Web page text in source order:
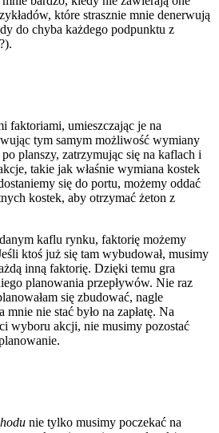
które strasznie mnie denerwują
do chyba każdego podpunktu z
faktoriami, umieszczając je na
tym samym możliwość wymiany
planszy, zatrzymując się na kaflach i
takie jak właśnie wymiana kostek
się do portu, możemy oddać
kostek, aby otrzymać żeton z
kaflu rynku, faktorię możemy
ktoś już się tam wybudował, musimy
inną faktorię. Dzięki temu gra
planowania przepływów. Nie raz
się zbudować, nagle
nie stać było na zapłatę. Na
wyboru akcji, nie musimy pozostać
nie tylko musimy poczekać na